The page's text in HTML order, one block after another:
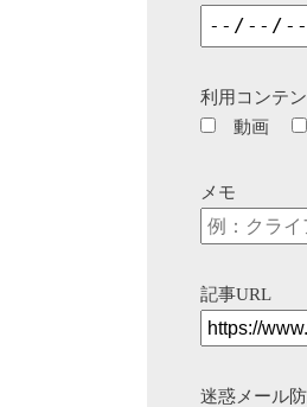
利用コンテ
動画
メモ
記事URL
迷惑メール